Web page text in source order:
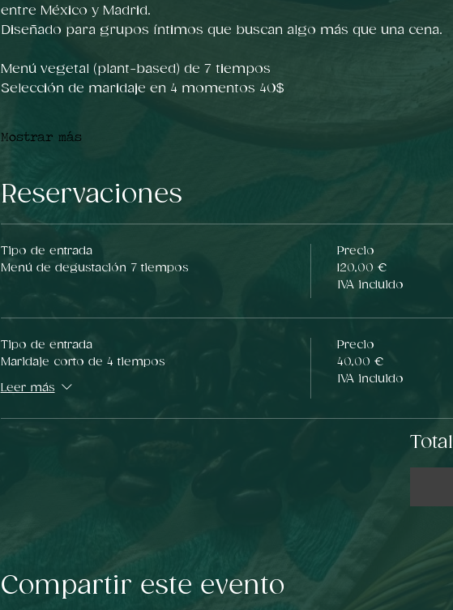
entre México y Madrid.
Diseñado para grupos íntimos que buscan algo más que una cena.
Menú vegetal (plant-based) de 7 tiempos
Selección de maridaje en 4 momentos 40$
Mostrar más
Reservaciones
Tipo de entrada
Menú de degustación 7 tiempos
Precio
120,00 €
IVA incluido
Tipo de entrada
Maridaje corto de 4 tiempos
Leer más
Precio
40,00 €
IVA incluido
Total
Compartir este evento